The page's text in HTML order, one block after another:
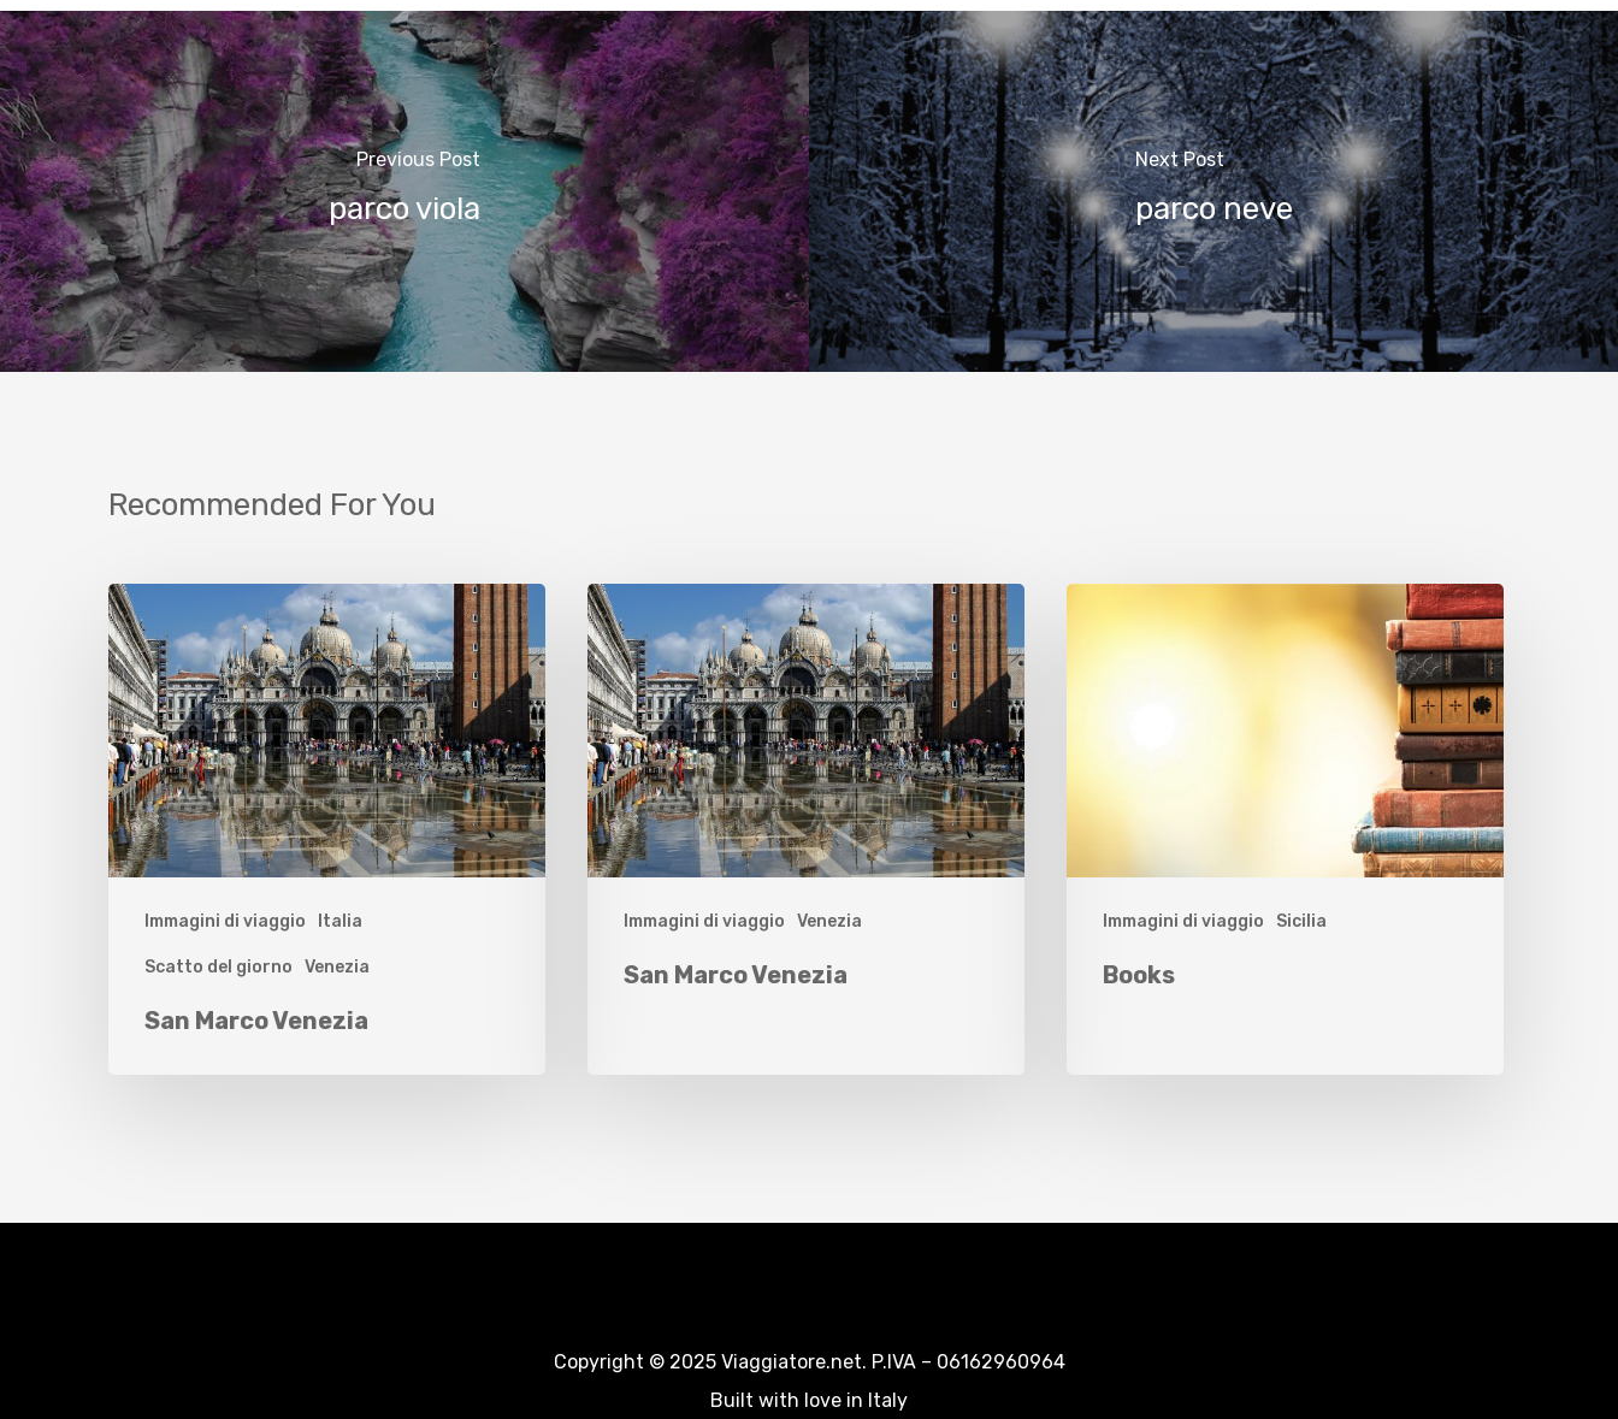
Previous Post
parco viola
Next Post
parco neve
Recommended For You
Immagini di viaggio Italia
Scatto del giorno Venezia
San Marco Venezia
Immagini di viaggio Venezia
San Marco Venezia
Immagini di viaggio Sicilia
Books
Copyright © 2025 Viaggiatore.net. P.IVA – 06162960964
Built with love in Italy